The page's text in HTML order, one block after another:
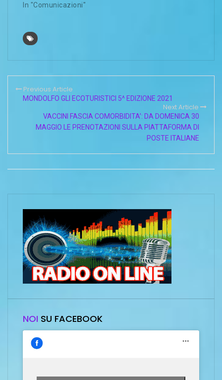
In "Comunicazioni"
Previous Article
MONDOLFO GLI ECOTURISTICI 5^ EDIZIONE 2021
Next Article
VACCINI FASCIA COMORBIDITA’: DA DOMENICA 30
MAGGIO LE PRENOTAZIONI SULLA PIATTAFORMA DI
POSTE ITALIANE
NOI SU FACEBOOK